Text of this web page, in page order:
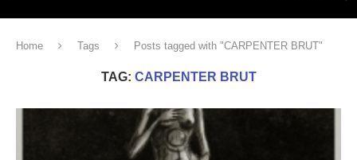
Home Tags Posts tagged with "CARPENTER BRUT"
TAG: CARPENTER BRUT